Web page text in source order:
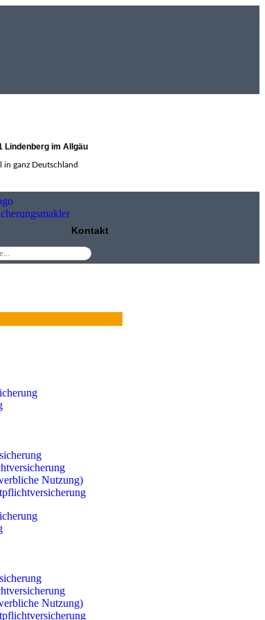
Lindenberg im Allgäu
in ganz Deutschland
Kontakt
Nutzung)
Nutzung)